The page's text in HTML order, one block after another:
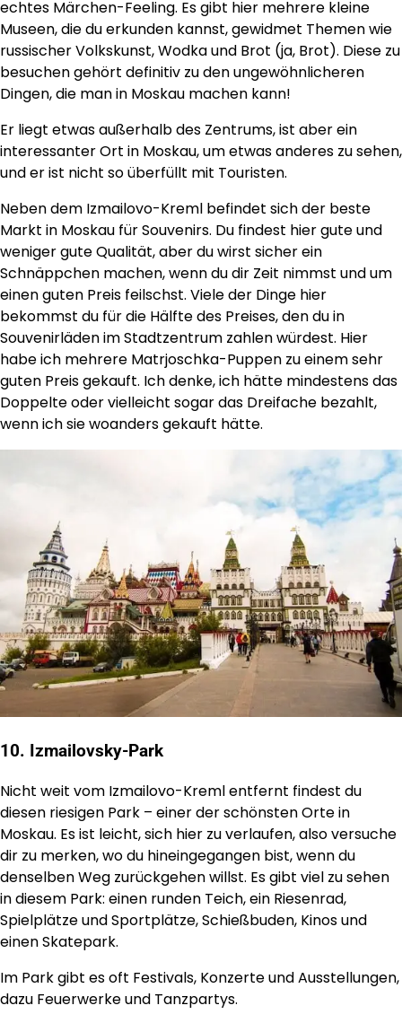
echtes Märchen-Feeling. Es gibt hier mehrere kleine
Museen, die du erkunden kannst, gewidmet Themen wie
russischer Volkskunst, Wodka und Brot (ja, Brot). Diese zu
besuchen gehört definitiv zu den ungewöhnlicheren
Dingen, die man in Moskau machen kann!
Er liegt etwas außerhalb des Zentrums, ist aber ein
interessanter Ort in Moskau, um etwas anderes zu sehen,
und er ist nicht so überfüllt mit Touristen.
Neben dem Izmailovo-Kreml befindet sich der beste
Markt in Moskau für Souvenirs. Du findest hier gute und
weniger gute Qualität, aber du wirst sicher ein
Schnäppchen machen, wenn du dir Zeit nimmst und um
einen guten Preis feilschst. Viele der Dinge hier
bekommst du für die Hälfte des Preises, den du in
Souvenirläden im Stadtzentrum zahlen würdest. Hier
habe ich mehrere Matrjoschka-Puppen zu einem sehr
guten Preis gekauft. Ich denke, ich hätte mindestens das
Doppelte oder vielleicht sogar das Dreifache bezahlt,
wenn ich sie woanders gekauft hätte.
10. Izmailovsky-Park
Nicht weit vom Izmailovo-Kreml entfernt findest du
diesen riesigen Park – einer der schönsten Orte in
Moskau. Es ist leicht, sich hier zu verlaufen, also versuche
dir zu merken, wo du hineingegangen bist, wenn du
denselben Weg zurückgehen willst. Es gibt viel zu sehen
in diesem Park: einen runden Teich, ein Riesenrad,
Spielplätze und Sportplätze, Schießbuden, Kinos und
einen Skatepark.
Im Park gibt es oft Festivals, Konzerte und Ausstellungen,
dazu Feuerwerke und Tanzpartys.